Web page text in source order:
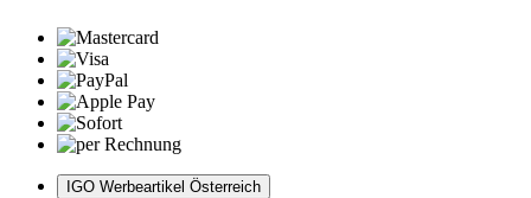
IGO Werbeartikel Österreich